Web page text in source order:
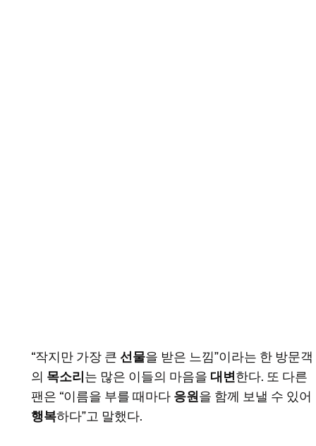
“작지만 가장 큰 선물을 받은 느낌”이라는 한 방문객
의 목소리 는 많은 이들의 마음을 대변한다. 또 다른
팬은 “이름을 부를 때마다 응원을 함께 보낼 수 있어
행복하다”고 말했다.